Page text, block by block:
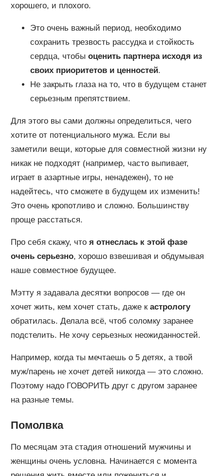
хорошего, и плохого.
Это очень важный период, необходимо
сохранить трезвость рассудка и стойкость
сердца, чтобы оценить партнера исходя из
своих приоритетов и ценностей.
Не закрыть глаза на то, что в будущем станет
серьезным препятствием.
Для этого вы сами должны определиться, чего
хотите от потенциального мужа. Если вы
заметили вещи, которые для совместной жизни ну
никак не подходят (например, часто выпивает,
играет в азартные игры, ненадежен), то не
надейтесь, что сможете в будущем их изменить!
Это очень кропотливо и сложно. Большинству
проще расстаться.
Про себя скажу, что я отнеслась к этой фазе
очень серьезно, хорошо взвешивая и обдумывая
наше совместное будущее.
Мэтту я задавала десятки вопросов — где он
хочет жить, кем хочет стать, даже к астрологу
обратилась. Делала всё, чтоб соломку заранее
подстелить. Не хочу серьезных неожиданностей.
Например, когда ты мечтаешь о 5 детях, а твой
муж/парень не хочет детей никогда — это сложно.
Поэтому надо ГОВОРИТЬ друг с другом заранее
на разные темы.
Помолвка
По месяцам эта стадия отношений мужчины и
женщины очень условна. Начинается с момента